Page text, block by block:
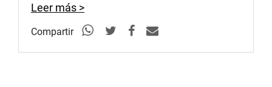
Leer más >
Compartir